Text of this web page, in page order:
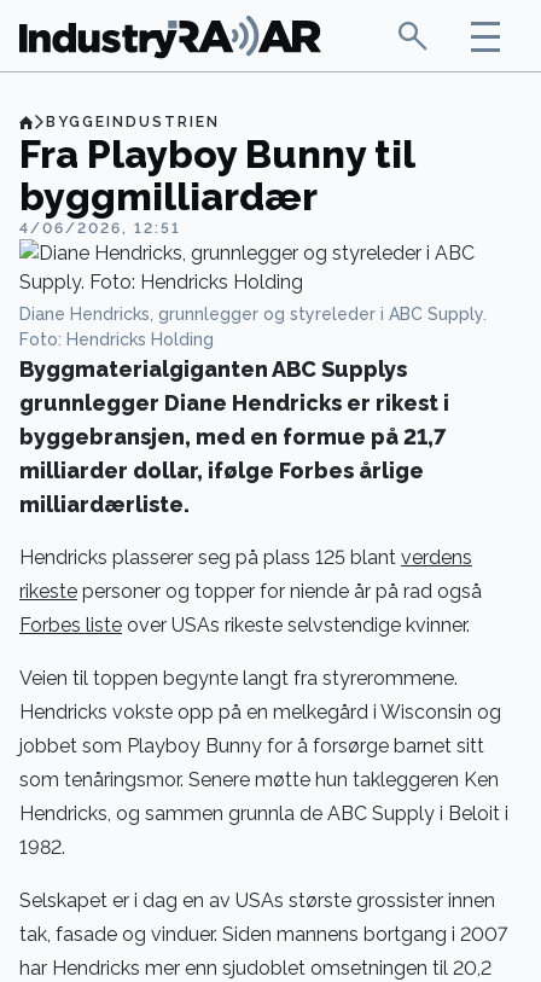
BYGGEINDUSTRIEN
Fra Playboy Bunny til
byggmilliardær
4/06/2026, 12:51
Diane Hendricks, grunnlegger og styreleder i ABC Supply.
Foto: Hendricks Holding
Byggmaterialgiganten ABC Supplys
grunnlegger Diane Hendricks er rikest i
byggebransjen, med en formue på 21,7
milliarder dollar, ifølge Forbes årlige
milliardærliste.
Hendricks plasserer seg på plass 125 blant verdens
rikeste personer og topper for niende år på rad også
Forbes liste over USAs rikeste selvstendige kvinner.
Veien til toppen begynte langt fra styrerommene.
Hendricks vokste opp på en melkegård i Wisconsin og
jobbet som Playboy Bunny for å forsørge barnet sitt
som tenåringsmor. Senere møtte hun takleggeren Ken
Hendricks, og sammen grunnla de ABC Supply i Beloit i
1982.
Selskapet er i dag en av USAs største grossister innen
tak, fasade og vinduer. Siden mannens bortgang i 2007
har Hendricks mer enn sjudoblet omsetningen til 20,2